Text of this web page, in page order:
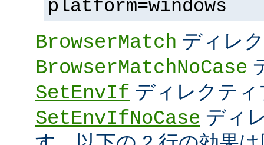
platform=windows
BrowserMatch ディレ
BrowserMatchNoCase
SetEnvIf ディレクティ
SetEnvIfNoCase ディ